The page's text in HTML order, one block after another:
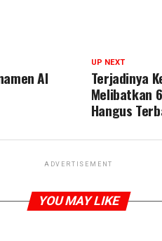
UP NEXT
Terjadinya
Melibatkan
Hangus
Al
ADVERTISEMENT
YOU MAY LIKE